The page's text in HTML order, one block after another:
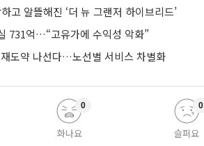
고 알뜰해진 ‘더 뉴 그랜저 하이브리드’
731억…“고유가에 수익성 악화”
도약 나선다…노선별 서비스 차별화
화나요
0
슬퍼요
0